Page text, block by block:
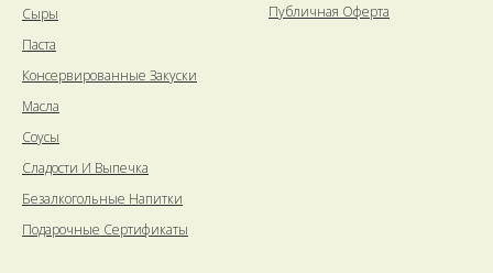
Сыры
Паста
Консервированные Закуски
Масла
Соусы
Сладости И Выпечка
Безалкогольные Напитки
Подарочные Сертификаты
Публичная Оферта